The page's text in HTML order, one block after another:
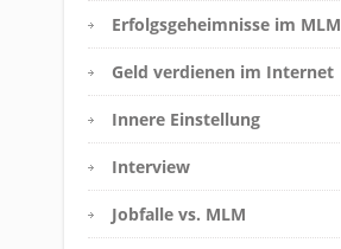
Erfolgsgeheimnisse im MLM
Geld verdienen im Internet
Innere Einstellung
Interview
Jobfalle vs. MLM